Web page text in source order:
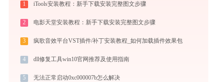
1 iTools安装教程：新手下载安装完整图文步骤
2 电影天堂安装教程：新手下载安装完整图文步骤
3 疯歌音效平台VST插件/补丁安装教程_如何加载插件效果包
4 dll修复工具win10官网推荐及使用指南
5 无法正常启动0xc000007b怎么解决